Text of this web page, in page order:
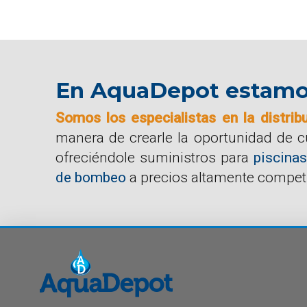
En AquaDepot
Somos los especialistas en la
manera de crearle la oportunidad de
ofreciéndole suministros para
de bombeo a precios altamente